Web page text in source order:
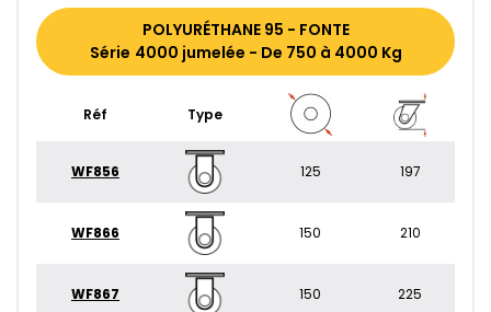
POLYURÉTHANE 95 - FONTE
Série 4000 jumelée - De 750 à 4000 Kg
Réf Type
WF856 125 197
WF866 150 210
WF867 150 225